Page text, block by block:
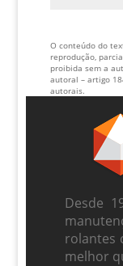
O conteúdo do
reprodução,
proibida sem a
autoral – artigo
autorais.
Desde
rolantes
melhor